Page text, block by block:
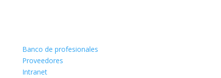
Banco de profesionales
Proveedores
Intranet